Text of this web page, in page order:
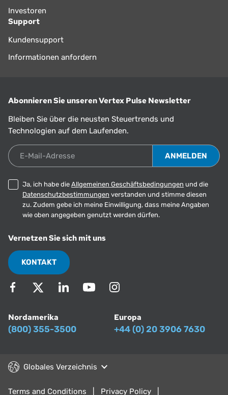
Investoren
Support
Kundensupport
Informationen anfordern
Abonnieren Sie unseren Vertex Pulse Newsletter
Bleiben Sie über die neusten Steuertrends und
Technologien auf dem Laufenden.
E-Mail-Adresse
Ja, ich habe die Allgemeinen Geschäftsbedingungen und die
Datenschutzbestimmungen verstanden und stimme diesen
zu. Zudem gebe ich meine Einwilligung, dass meine Angaben
wie oben angegeben genutzt werden dürfen.
Vernetzen Sie sich mit uns
KONTAKT
Nordamerika
(800) 355-3500
Europa
+44 (0) 20 3906 7630
Globales Verzeichnis
Terms and Conditions Privacy Policy